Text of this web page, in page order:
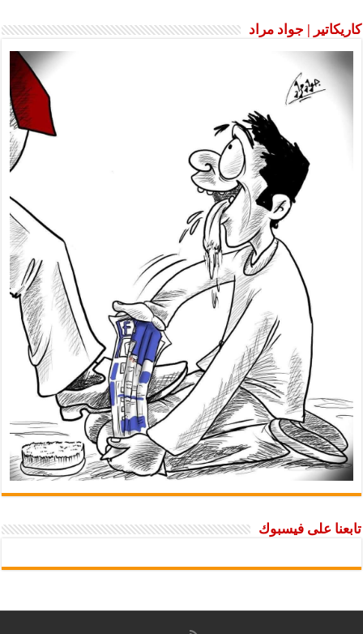
كاريكاتير | جواد مراد
تابعنا على فيسبوك